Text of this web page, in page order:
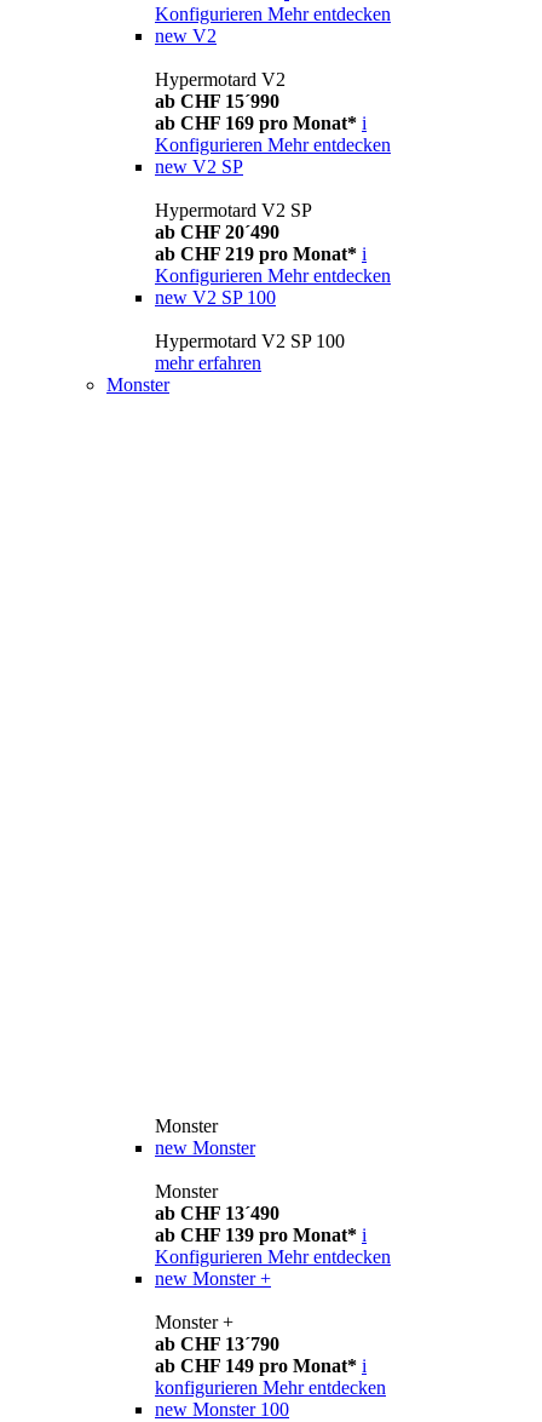
Konfigurieren Mehr entdecken
new V2
Hypermotard V2
ab CHF 15´990
ab CHF 169 pro Monat* i
Konfigurieren Mehr entdecken
new V2 SP
Hypermotard V2 SP
ab CHF 20´490
ab CHF 219 pro Monat* i
Konfigurieren Mehr entdecken
new V2 SP 100
Hypermotard V2 SP 100
mehr erfahren
Monster
Monster
new Monster
Monster
ab CHF 13´490
ab CHF 139 pro Monat* i
Konfigurieren Mehr entdecken
new Monster +
Monster +
ab CHF 13´790
ab CHF 149 pro Monat* i
konfigurieren Mehr entdecken
new Monster 100